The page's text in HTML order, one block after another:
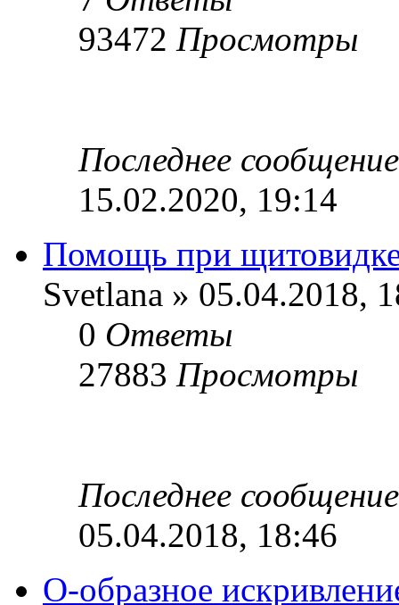
93472 Просмотры
Последнее
15.02.2020, 19:14
Помощь при
Svetlana » 05.04.2018,
0 Ответы
27883 Просмотры
Последнее
05.04.2018, 18:46
О-образное